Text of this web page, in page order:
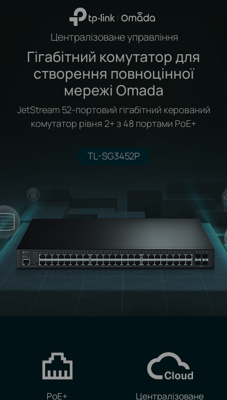
Централізоване управління
Гігабітний комутатор для
створення повноцінної
мережі Omada
JetStream 52-портовий гігабітний керований
комутатор рівня 2+ з 48 портами PoE+
TL-SG3452P
PoE+
Централізоване